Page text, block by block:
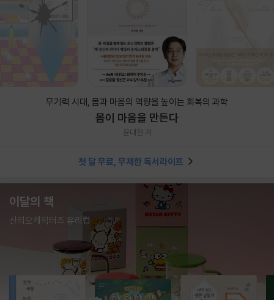
무기력 시대, 몸과 마음의 역량을 높이는 회복의 과학
몸이 마음을 만든다
윤대현 저
첫 달 무료, 무제한 독서라이프
이달의 책
산리오캐릭터즈 유리컵